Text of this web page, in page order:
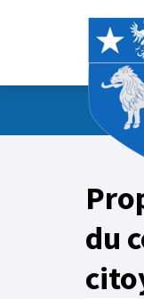
Accueil/
du